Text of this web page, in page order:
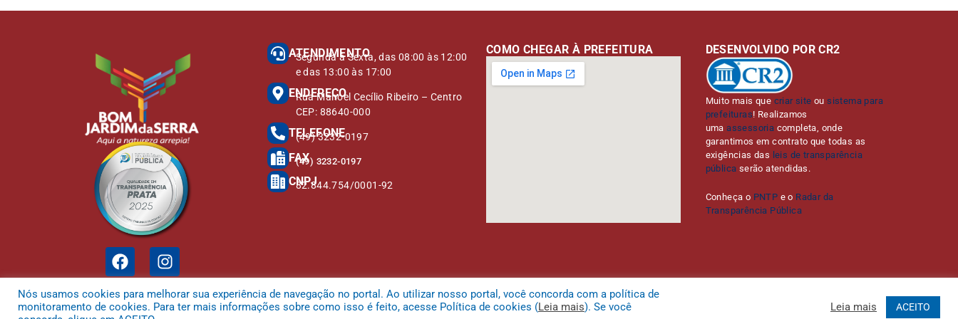
ATENDIMENTO
Segunda à Sexta, das 08:00 às 12:00
e das 13:00 às 17:00
ENDEREÇO
Rua Manoel Cecílio Ribeiro – Centro
CEP: 88640-000
TELEFONE
(49) 3232-0197
FAX
(49) 3232-0197
CNPJ
82.844.754/0001-92
COMO CHEGAR À PREFEITURA DESENVOLVIDO POR CR2
Muito mais que criar site ousistema para
prefeituras! Realizamos
umaassessoria completa, onde
garantimos em contrato que todas as
exigências das leis de transparência
pública serão atendidas.
Conheça o PNTP e o Radar da
Transparência Pública
Nós usamos cookies para melhorar sua experiência de navegação no portal. Ao utilizar nosso portal, você concorda com a política de
monitoramento de cookies. Para ter mais informações sobre como isso é feito, acesse Política de cookies (Leia mais). Se você
Leia mais ACEITO